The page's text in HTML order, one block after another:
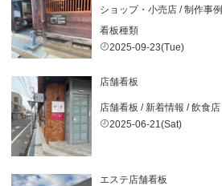
ショップ・小売店 /制作事例
看板種類
2025-09-23(Tue)
店舗看板
店舗看板 /新着情報 /飲食店
2025-06-21(Sat)
エステ店舗看板